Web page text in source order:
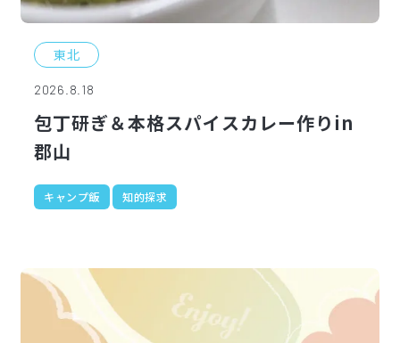
東北
2026.8.18
包丁研ぎ＆本格スパイスカレー作りin
郡山
キャンプ飯 知的探求